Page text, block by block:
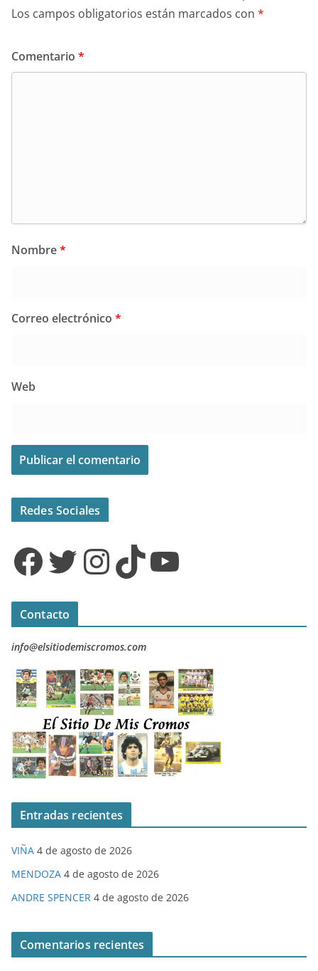
Los campos obligatorios están marcados con *
Comentario *
Nombre*
Correo electrónico *
Web
Redes Sociales
Facebook Twitter InstagramTikTok YouTube
Contacto
info@elsitiodemiscromos.com
Entradas recientes
VIÑA 4 de agosto de 2026
MENDOZA 4 de agosto de 2026
ANDRE SPENCER 4 de agosto de 2026
Comentarios recientes